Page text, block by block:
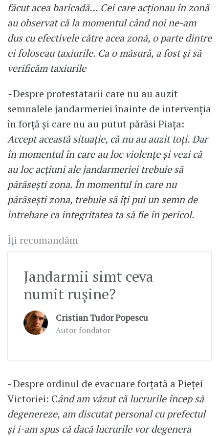
făcut acea baricadă... Cei care acționau în zonă
au observat că la momentul când noi ne-am
dus cu efectivele către acea zonă, o parte dintre
ei foloseau taxiurile. Ca o măsură, a fost și să
verificăm taxiurile
-Despre protestatarii care nu au auzit
semnalele jandarmeriei înainte de intervenția
în forță și care nu au putut părăsi Piața:
Accept această situație, că nu au auzit toți. Dar
în momentul în care au loc violențe și vezi că
au loc acțiuni ale jandarmeriei trebuie să
părăsești zona. În momentul în care nu
părăsești zona, trebuie să îți pui un semn de
întrebare ca integritatea ta să fie în pericol.
Îți recomandăm
Jandarmii simt ceva
numit rușine?
Cristian Tudor Popescu
Autor fondator
- Despre ordinul de evacuare forțată a Pieței
Victoriei: Când am văzut că lucrurile încep să
degenereze, am discutat personal cu prefectul
și i-am spus că dacă lucrurile vor degenera